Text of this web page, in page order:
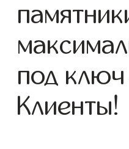
под
Клиенты!